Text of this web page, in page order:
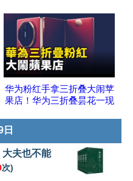
华为粉红手拿三折叠大闹苹
果店！华为三折叠昙花一现
夫也不能
次)